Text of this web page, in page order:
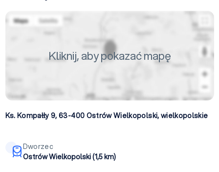
Kliknij, aby pokazać mapę
Ks. Kompałły 9, 63-400 Ostrów Wielkopolski, wielkopolskie
Dworzec
Ostrów Wielkopolski (1,5 km)